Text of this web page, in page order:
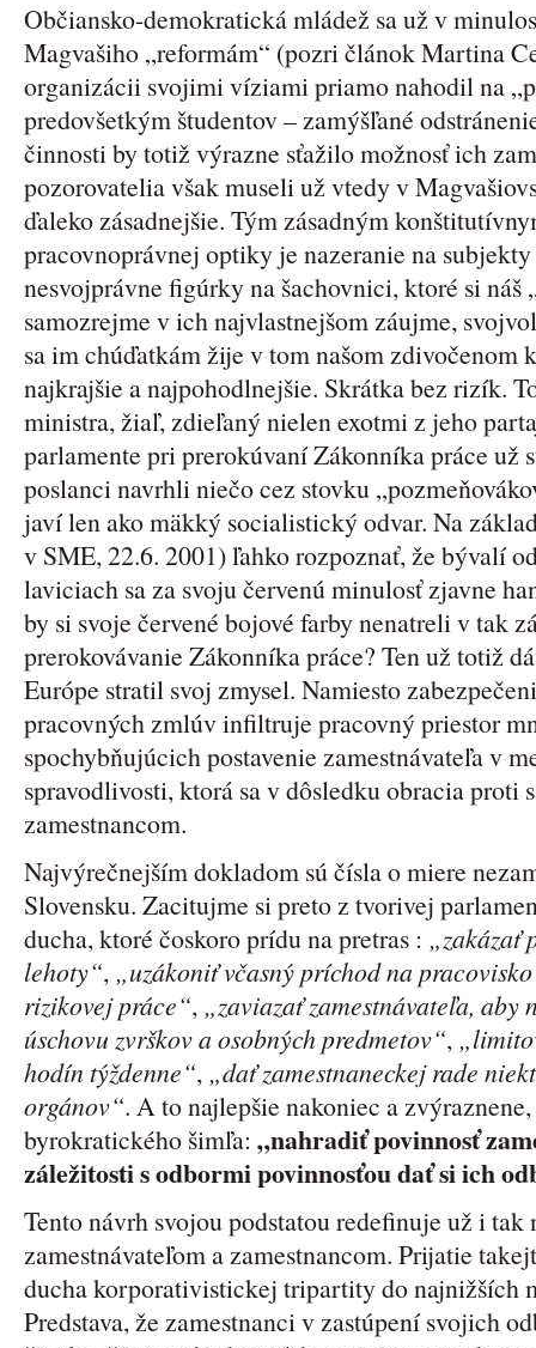
Občiansko-demokratická mládež sa už v
Magvašiho „reformám“ (pozri článok Martina
organizácii svojimi víziami priamo nahodil na
predovšetkým študentov – zamýšľané
činnosti by totiž výrazne sťažilo možnosť ich
pozorovatelia však museli už vtedy v
ďaleko zásadnejšie. Tým zásadným
pracovnoprávnej optiky je nazeranie na
nesvojprávne figúrky na šachovnici, ktoré si náš
samozrejme v ich najvlastnejšom záujme,
sa im chúďatkám žije v tom našom zdivočenom
najkrajšie a najpohodlnejšie. Skrátka bez rizík.
ministra, žiaľ, zdieľaný nielen exotmi z jeho
parlamente pri prerokúvaní Zákonníka práce už
poslanci navrhli niečo cez stovku
javí len ako mäkký socialistický odvar. Na
v SME, 22.6. 2001) ľahko rozpoznať, že bývalí
laviciach sa za svoju červenú minulosť zjavne
by si svoje červené bojové farby nenatreli v tak
prerokovávanie Zákonníka práce? Ten už totiž
Európe stratil svoj zmysel. Namiesto
pracovných zmlúv infiltruje pracovný priestor
spochybňujúcich postavenie zamestnávateľa v
spravodlivosti, ktorá sa v dôsledku obracia proti
zamestnancom.
Najvýrečnejším dokladom sú čísla o miere
Slovensku. Zacitujme si preto z tvorivej
ducha, ktoré čoskoro prídu na pretras : „zakázať
lehoty“, „uzákoniť včasný príchod na
rizikovej práce“, „zaviazať zamestnávateľa, aby
úschovu zvrškov a osobných predmetov“,
hodín týždenne“, „dať zamestnaneckej rade
orgánov“. A to najlepšie nakoniec a
byrokratického šimľa: „nahradiť povinnosť
záležitosti s odbormi povinnosťou dať si ich
Tento návrh svojou podstatou redefinuje už i tak
zamestnávateľom a zamestnancom. Prijatie
ducha korporativistickej tripartity do najnižších
Predstava, že zamestnanci v zastúpení svojich